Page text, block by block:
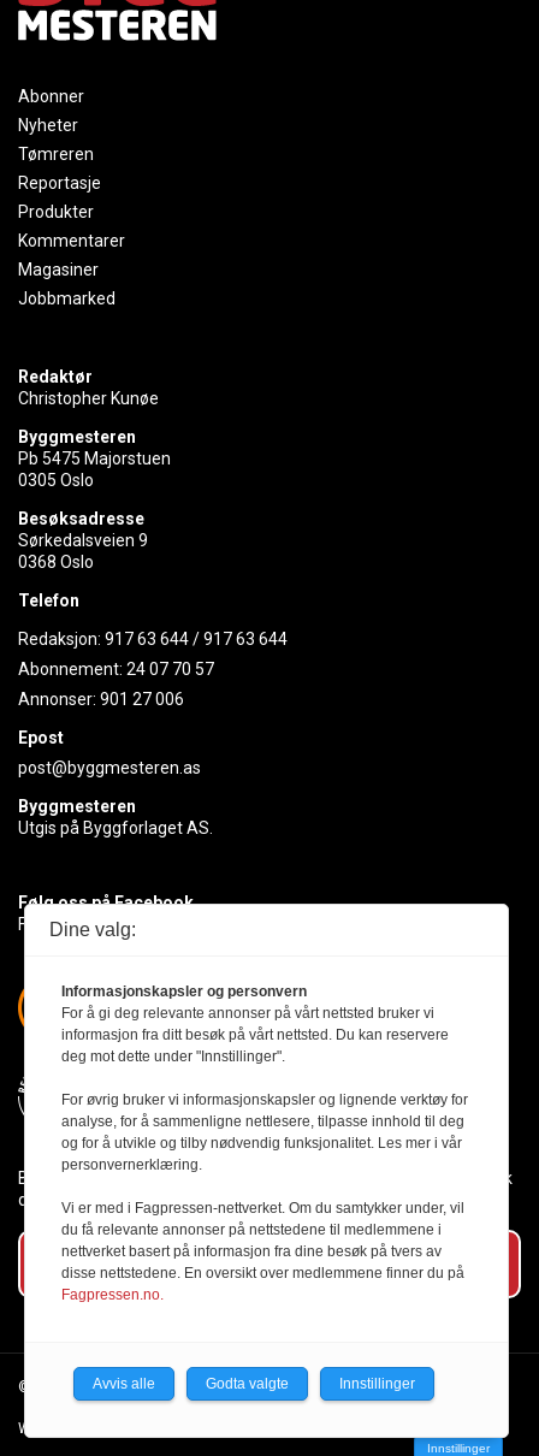
Abonner
Nyheter
Tømreren
Reportasje
Produkter
Kommentarer
Magasiner
Jobbmarked
Redaktør
Christopher Kunøe
Byggmesteren
Pb 5475 Majorstuen
0305 Oslo
Besøksadresse
Sørkedalsveien 9
0368 Oslo
Telefon
Redaksjon: 917 63 644/917 63 644
Abonnement: 24 07 70 57
Annonser: 901 27 006
Epost
post@byggmesteren.as
Byggmesteren
Utgis på Byggforlaget AS.
Følg oss på Facebook
Få med deg det siste innen byggebransjen
Byggmesteren følger Vær Varsom-plakaten og presseetikken slik
den er nedfelt i Redaktørplakaten.
Abonner på vårt nyhetsbrev
© 2026 Byggmesteren. Personvernerklæring.
Webutvikling av Creatur
Innstillinger
Dine valg:
Informasjonskapsler og personvern
For å gi deg relevante annonser på vårt nettsted bruker vi
informasjon fra ditt besøk på vårt nettsted. Du kan reservere
deg mot dette under "Innstillinger".
For øvrig bruker vi informasjonskapsler og lignende verktøy for
analyse, for å sammenligne nettlesere, tilpasse innhold til deg
og for å utvikle og tilby nødvendig funksjonalitet. Les mer i vår
personvernerklæring.
Vi er med i Fagpressen-nettverket. Om du samtykker under, vil
du få relevante annonser på nettstedene til medlemmene i
nettverket basert på informasjon fra dine besøk på tvers av
disse nettstedene. En oversikt over medlemmene finner du på
Fagpressen.no.
Avvis alle Godta valgte Innstillinger